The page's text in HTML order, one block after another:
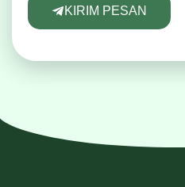
KIRIM PESAN